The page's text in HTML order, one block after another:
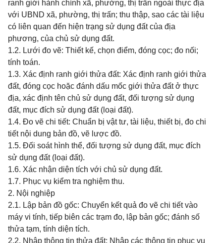
ranh giới hành chính xã, phường, thị trấn ngoài thực địa
với UBND xã, phường, thị trấn; thu thập, sao các tài liệu
có liên quan đến hiện trạng sử dụng đất của địa
phương, của chủ sử dụng đất.
1.2. Lưới đo vẽ: Thiết kế, chọn điểm, đóng cọc; đo nối;
tính toán.
1.3. Xác định ranh giới thửa đất: Xác định ranh giới thửa
đất, đóng cọc hoặc đánh dấu mốc giới thửa đất ở thực
địa, xác định tên chủ sử dụng đất, đối tượng sử dụng
đất, mục đích sử dụng đất (loại đất).
1.4. Đo vẽ chi tiết: Chuẩn bị vật tư, tài liệu, thiết bị, đo chi
tiết nội dung bản đồ, vẽ lược đồ.
1.5. Đối soát hình thể, đối tượng sử dụng đất, mục đích
sử dụng đất (loại đất).
1.6. Xác nhận diện tích với chủ sử dụng đất.
1.7. Phục vụ kiểm tra nghiệm thu.
2. Nội nghiệp
2.1. Lập bản đồ gốc: Chuyển kết quả đo vẽ chi tiết vào
máy vi tính, tiếp biên các trạm đo, lập bản gốc; đánh số
thửa tạm, tính diện tích.
2.2. Nhập thông tin thửa đất: Nhập các thông tin phục vụ